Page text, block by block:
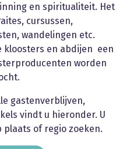
en spiritualiteit. Het
cursussen,
wandelingen etc.
kloosters en abdijen een
worden
gastenverblijven,
vindt u hieronder. U
of regio zoeken.